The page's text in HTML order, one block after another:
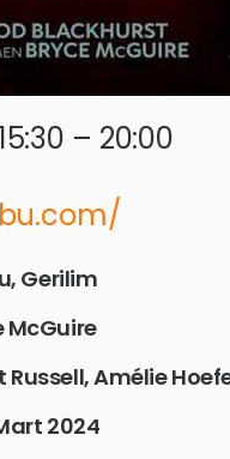
– 20:00
Gerilim
McGuire
Amélie
2024